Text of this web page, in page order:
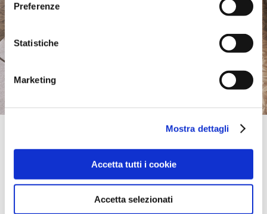
Preferenze
Statistiche
Marketing
Mostra dettagli
Accetta tutti i cookie
Accetta selezionati
VIA DAVIDE WINSPEARE, 4 - FUORIGROTTA -,
80125, NAPOLI, NA, Italia
+39 0812396103